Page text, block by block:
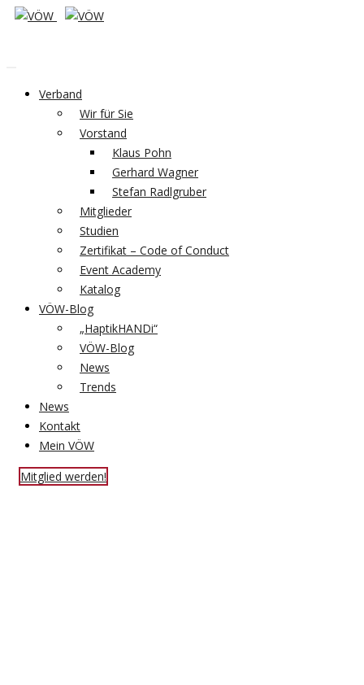
Verband
Wir für Sie
Vorstand
Klaus Pohn
Gerhard Wagner
Stefan Radlgruber
Mitglieder
Studien
Zertifikat – Code of Conduct
Event Academy
Katalog
VÖW-Blog
„HaptikHANDi“
VÖW-Blog
News
Trends
News
Kontakt
Mein VÖW
Mitglied werden!